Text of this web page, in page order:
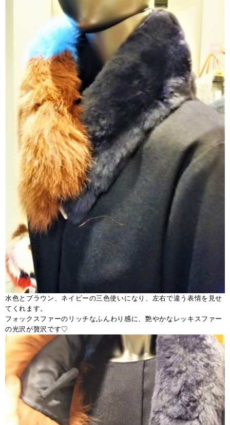
水色とブラウン、ネイビーの三色使いになり、左右で違う表情を見せ
てくれます。
フォックスファーのリッチなふんわり感に、艶やかなレッキスファー
の光沢が贅沢です♡